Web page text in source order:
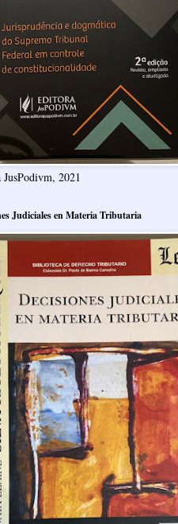
2021
Judiciales en Materia Tributaria